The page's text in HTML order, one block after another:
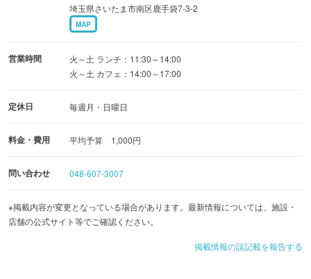
埼玉県さいたま市南区鹿手袋7-3-2
MAP
営業時間
火～土 ランチ：11:30～14:00
火～土 カフェ：14:00～17:00
定休日 毎週月・日曜日
料金・費用 平均予算 1,000円
問い合わせ 048-607-3007
※掲載内容が変更となっている場合があります。最新情報については、施設・
店舗の公式サイト等でご確認ください。
掲載情報の誤記載を報告する